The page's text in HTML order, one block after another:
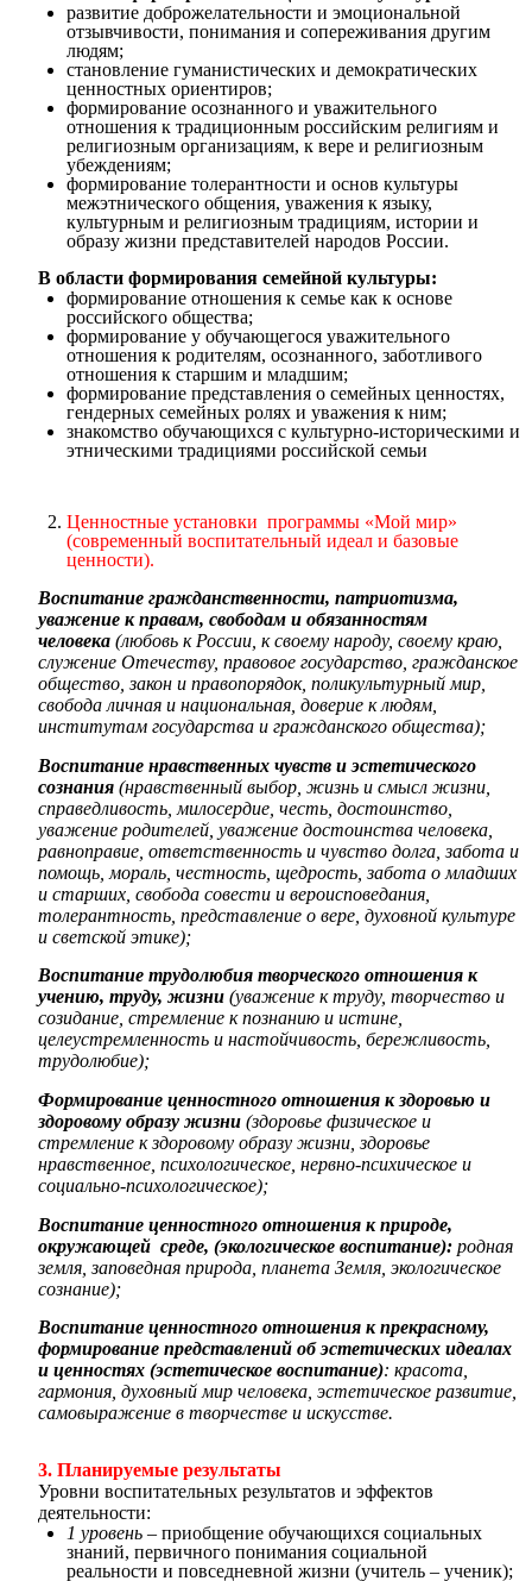
развитие доброжелательности и эмоциональной
отзывчивости, понимания и сопереживания другим
людям;
становление гуманистических и демократических
ценностных ориентиров;
формирование осознанного и уважительного
отношения к традиционным российским религиям и
религиозным организациям, к вере и религиозным
убеждениям;
формирование толерантности и основ культуры
межэтнического общения, уважения к языку,
культурным и религиозным традициям, истории и
образу жизни представителей народов России.
В области формирования семейной культуры:
формирование отношения к семье как к основе
российского общества;
формирование у обучающегося уважительного
отношения к родителям, осознанного, заботливого
отношения к старшим и младшим;
формирование представления о семейных ценностях,
гендерных семейных ролях и уважения к ним;
знакомство обучающихся с культурно-историческими и
этническими традициями российской семьи
Ценностные установки программы «Мой мир»
(современный воспитательный идеал и базовые
ценности).
Воспитание гражданственности, патриотизма,
уважение к правам, свободам и обязанностям
человека (любовь к России, к своему народу, своему краю,
служение Отечеству, правовое государство, гражданское
общество, закон и правопорядок, поликультурный мир,
свобода личная и национальная, доверие к людям,
институтам государства и гражданского общества);
Воспитание нравственных чувств и эстетического
сознания (нравственный выбор, жизнь и смысл жизни,
справедливость, милосердие, честь, достоинство,
уважение родителей, уважение достоинства человека,
равноправие, ответственность и чувство долга, забота и
помощь, мораль, честность, щедрость, забота о младших
и старших, свобода совести и вероисповедания,
толерантность, представление о вере, духовной культуре
и светской этике);
Воспитание трудолюбия творческого отношения к
учению, труду, жизни (уважение к труду, творчество и
созидание, стремление к познанию и истине,
целеустремленность и настойчивость, бережливость,
трудолюбие);
Формирование ценностного отношения к здоровью и
здоровому образу жизни (здоровье физическое и
стремление к здоровому образу жизни, здоровье
нравственное, психологическое, нервно-психическое и
социально-психологическое);
Воспитание ценностного отношения к природе,
окружающей среде, (экологическое воспитание): родная
земля, заповедная природа, планета Земля, экологическое
сознание);
Воспитание ценностного отношения к прекрасному,
формирование представлений об эстетических идеалах
и ценностях (эстетическое воспитание): красота,
гармония, духовный мир человека, эстетическое развитие,
самовыражение в творчестве и искусстве.
3. Планируемые результаты
Уровни воспитательных результатов и эффектов
деятельности:
1 уровень – приобщение обучающихся социальных
знаний, первичного понимания социальной
реальности и повседневной жизни (учитель – ученик);